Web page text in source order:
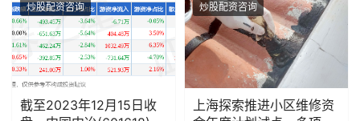
炒股配资咨询
截至2023年12月15日收
炒股配资咨询
上海探索推进小区维修资